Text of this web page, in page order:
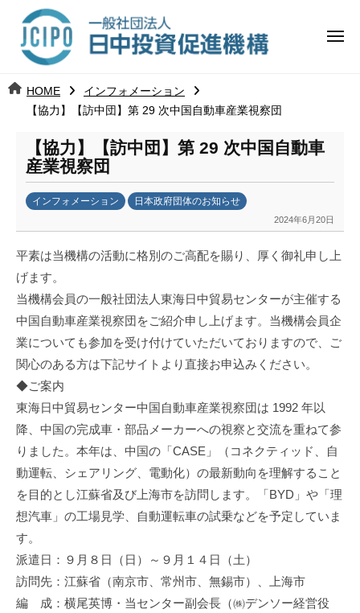
ツ 日
中
投
資
促
進
機
構
j
メ
HOME
インフォメーション
【協力】【訪中団】第 29 次中国自動車産業視察団
【協力】【訪中団】第 29 次中国自動車
産業視察団
インフォメーション 日本政府団体のお知らせ
2024年6月20日
劉
娜
平素は当機構の活動に格別のご高配を賜り、厚く御礼申し上
げます。
当機構会員の一般社団法人東海日中貿易センターが主催する
中国自動車産業視察団をご紹介申し上げます。当機構会員企
業についても参加を受け付けていただいておりますので、ご
関心のある方は下記サイトより直接お申込みください。
◆ご案内
東海日中貿易センター中国自動車産業視察団は 1992 年以
降、中国の完成車・部品メーカーへの視察と交流を重ねて参
りました。本年は、中国の「CASE」（コネクティッド、自
動運転、シェアリング、電動化）の最新動向を理解すること
を目的とし江蘇省及び上海市を訪問します。「BYD」や「理
想汽車」の工場見学、自動運転車の試乗などを予定していま
す。
派遣日：９月８日（日）～９月１４日（土）
訪問先：江蘇省（南京市、常州市、無錫市）、上海市
編 成：横尾英博・当センター副会長（㈱デンソー経営役
日
中
資
進
機
構